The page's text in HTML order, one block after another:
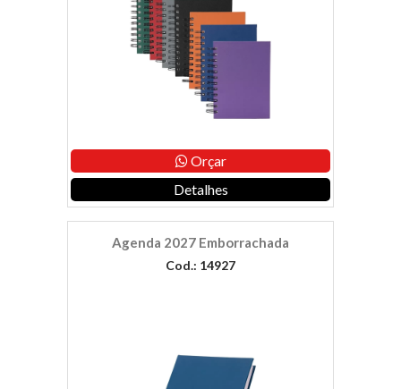
Orçar
Detalhes
Agenda 2027 Emborrachada
Cod.: 14927